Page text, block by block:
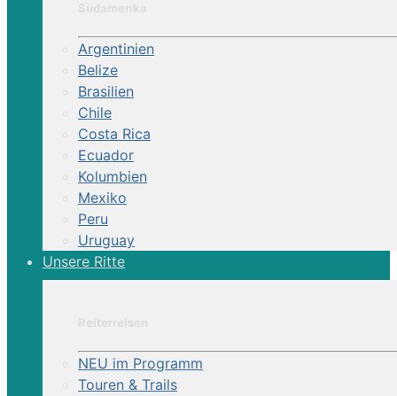
Argentinien
Belize
Brasilien
Chile
Costa Rica
Ecuador
Kolumbien
Mexiko
Peru
Uruguay
Unsere Ritte
NEU im Programm
Touren & Trails